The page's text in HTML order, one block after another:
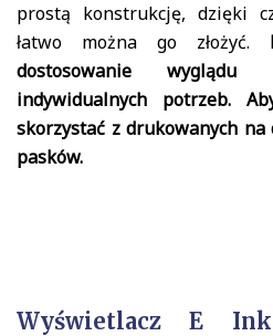
prostą konstrukcję, dzięki
łatwo można go złożyć.
dostosowanie
indywidualnych potrzeb.
skorzystać z drukowanych
pasków.
Wyświetlacz E